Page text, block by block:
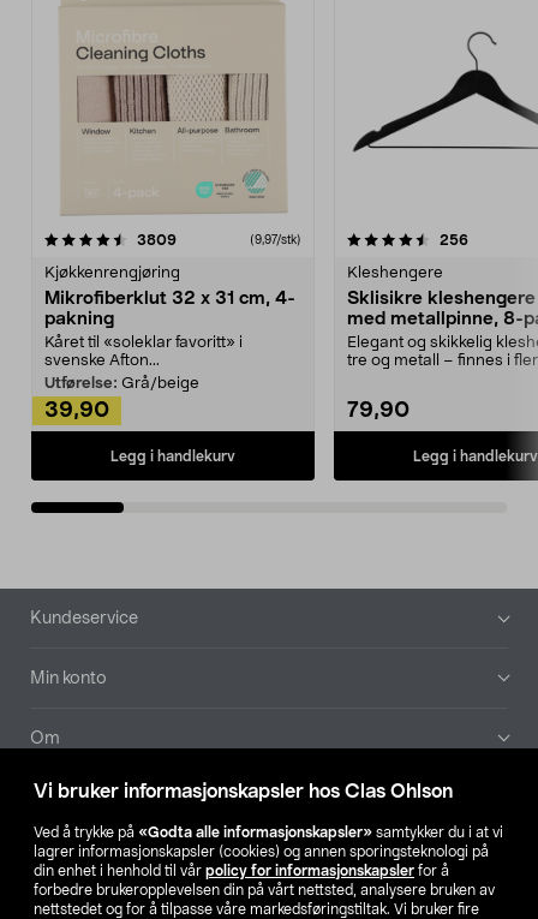
Vi bruker informasjonskapsler hos Clas Ohlson
Ved å trykke på «Godta alle informasjonskapsler» samtykker du i at vi
lagrer informasjonskapsler (cookies) og annen sporingsteknologi på
din enhet i henhold til vår policy for informasjonskapsler for å
forbedre brukeropplevelsen din på vårt nettsted, analysere bruken av
nettstedet og for å tilpasse våre markedsføringstiltak. Vi bruker fire
3809anmeldelser(9,97/stk)
Kjøkkenrengjøring
Mikrofiberklut 32 x 31 cm, 4-
pakning
Kåret til «soleklar favoritt» i
svenske Afton...
Utførelse: Grå/beige
39,90
Legg i handlekurv
4.5av 5 stjerner 256
Kleshengere
Sklisikre
med metallpinne, 8-
Elegant og skikkelig
tre og metall – finnes i
79,90
Legg i handlekurv
4.5av 5 stjerner
Bunntekst
Kundeservice
Min konto
Om
Aktuelt
Våre selskaper